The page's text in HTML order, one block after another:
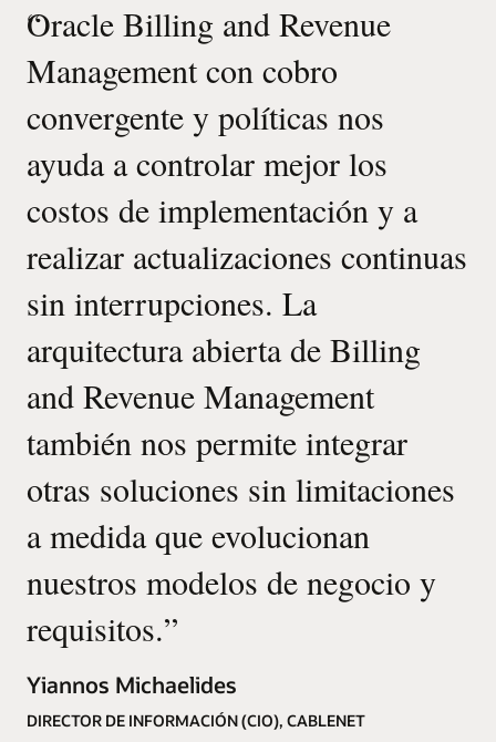
“
Oracle Billing and Revenue
Management con cobro
convergente y políticas nos
ayuda a controlar mejor los
costos de implementación y a
realizar actualizaciones continuas
sin interrupciones. La
arquitectura abierta de Billing
and Revenue Management
también nos permite integrar
otras soluciones sin limitaciones
a medida que evolucionan
nuestros modelos de negocio y
requisitos.”
Yiannos Michaelides
DIRECTOR DE INFORMACIÓN (CIO), CABLENET